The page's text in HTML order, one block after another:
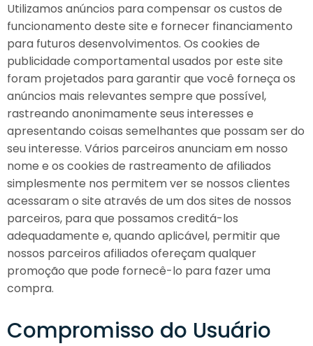
Utilizamos anúncios para compensar os custos de
funcionamento deste site e fornecer financiamento
para futuros desenvolvimentos. Os cookies de
publicidade comportamental usados por este site
foram projetados para garantir que você forneça os
anúncios mais relevantes sempre que possível,
rastreando anonimamente seus interesses e
apresentando coisas semelhantes que possam ser do
seu interesse. Vários parceiros anunciam em nosso
nome e os cookies de rastreamento de afiliados
simplesmente nos permitem ver se nossos clientes
acessaram o site através de um dos sites de nossos
parceiros, para que possamos creditá-los
adequadamente e, quando aplicável, permitir que
nossos parceiros afiliados ofereçam qualquer
promoção que pode fornecê-lo para fazer uma
compra.
Compromisso do Usuário